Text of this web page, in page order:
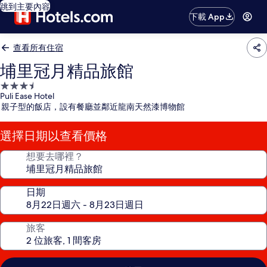
跳到主要內容
下載 App
查看所有住宿
埔里冠月精品旅館
3.5
星
級
住
宿
Puli Ease Hotel
親子型的飯店，設有餐廳並鄰近龍南天然漆博物館
選擇日期以查看價格
想要去哪裡？
日期
旅客